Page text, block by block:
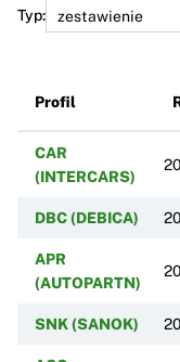
Typ:
Profil
CAR
(INTERCARS)
DBC (DEBICA)
APR
(AUTOPARTN)
SNK (SANOK)